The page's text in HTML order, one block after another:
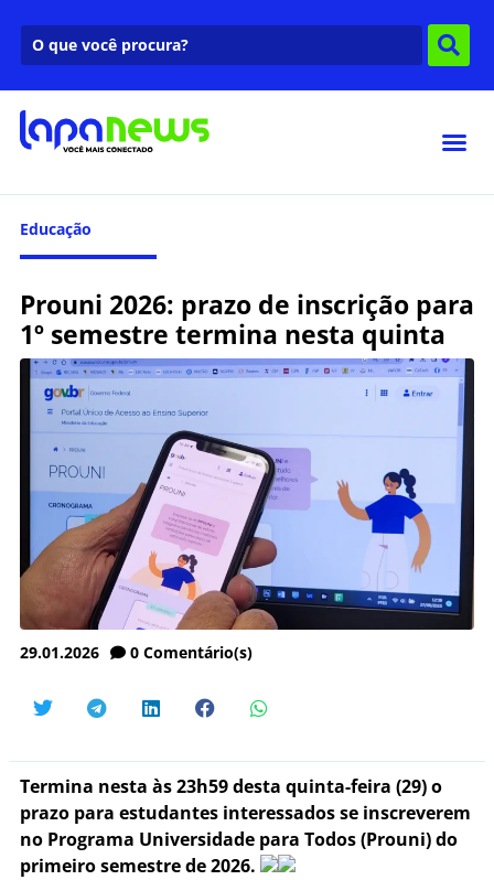
Educação
Prouni 2026: prazo de inscrição para
1º semestre termina nesta quinta
29.01.2026 0 Comentário(s)
Termina nesta às 23h59 desta quinta-feira (29) o
prazo para estudantes interessados se inscreverem
no Programa Universidade para Todos (Prouni) do
primeiro semestre de 2026.